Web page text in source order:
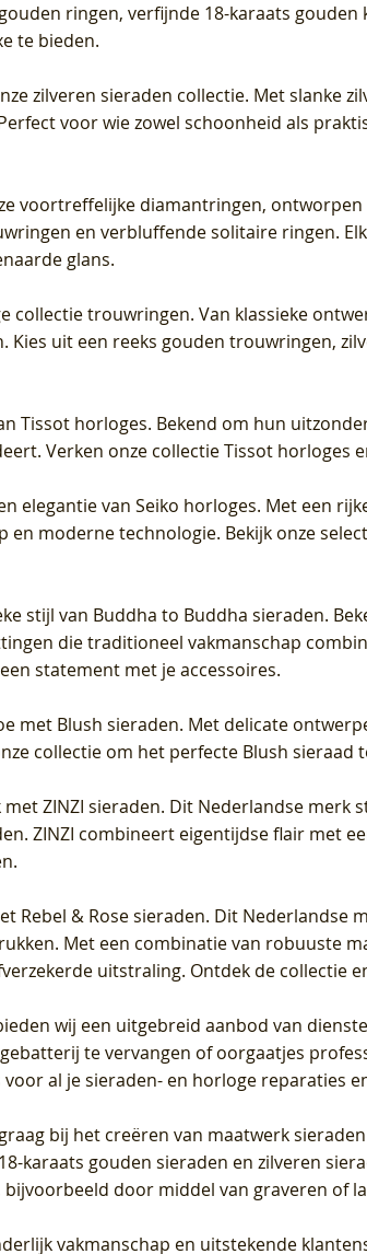
ringen, verfijnde 18-karaats
te bieden.
zilveren sieraden collectie. Met slanke
voor wie zowel schoonheid als
voortreffelijke diamantringen,
en verbluffende solitaire ringen.
glans.
collectie trouwringen. Van klassieke
uit een reeks gouden trouwringen,
Tissot horloges. Bekend om hun
Verken onze collectie Tissot horloges
elegantie van Seiko horloges. Met een
moderne technologie. Bekijk onze
stijl van Buddha to Buddha sieraden.
die traditioneel vakmanschap
statement met je accessoires.
met Blush sieraden. Met delicate
collectie om het perfecte Blush sieraad
ZINZI sieraden. Dit Nederlandse merk
ZINZI combineert eigentijdse flair met
Rebel & Rose sieraden. Dit Nederlandse
Met een combinatie van robuuste
uitstraling. Ontdek de collectie
wij een uitgebreid aanbod van
te vervangen of oorgaatjes
al je sieraden- en horloge reparaties
bij het creëren van maatwerk
karaats gouden sieraden en zilveren
door middel van graveren of
vakmanschap en uitstekende